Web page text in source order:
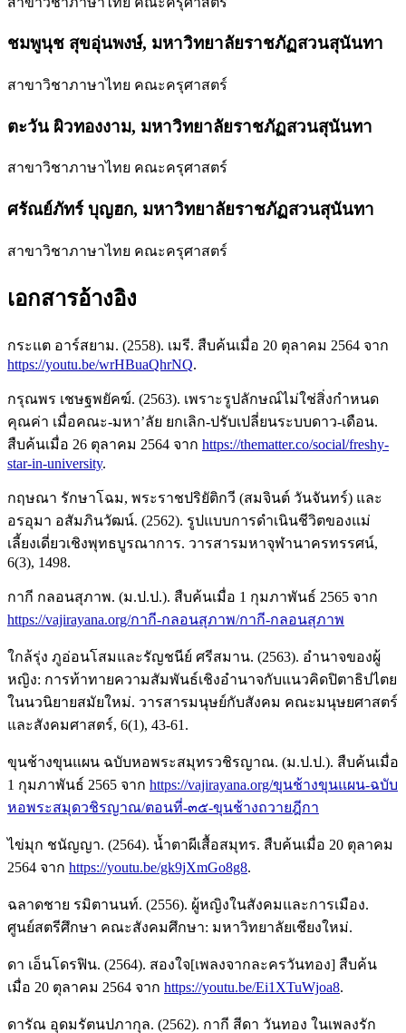
ชมพูนุช สุขอุ่นพงษ์, มหาวิทยาลัยราชภัฏสวนสุนันทา
สาขาวิชาภาษาไทย คณะครุศาสตร์
ตะวัน ผิวทองงาม, มหาวิทยาลัยราชภัฏสวนสุนันทา
สาขาวิชาภาษาไทย คณะครุศาสตร์
ศรัณย์ภัทร์ บุญฮก, มหาวิทยาลัยราชภัฏสวนสุนันทา
สาขาวิชาภาษาไทย คณะครุศาสตร์
เอกสารอ้างอิง
กระแต อาร์สยาม. (2558). เมรี. สืบค้นเมื่อ 20 ตุลาคม 2564 จาก
https://youtu.be/wrHBuaQhrNQ.
กรุณพร เชษฐพยัคฆ์. (2563). เพราะรูปลักษณ์ไม่ใช่สิ่งกำหนด
คุณค่า เมื่อคณะ-มหา’ลัย ยกเลิก-ปรับเปลี่ยนระบบดาว-เดือน.
สืบค้นเมื่อ 26 ตุลาคม 2564 จาก https://thematter.co/social/freshy-
star-in-university.
กฤษณา รักษาโฉม, พระราชปริยัติกวี (สมจินต์ วันจันทร์) และ
อรอุมา อสัมภินวัฒน์. (2562). รูปแบบการดำเนินชีวิตของแม่
เลี้ยงเดี่ยวเชิงพุทธบูรณาการ. วารสารมหาจุฬานาครทรรศน์,
6(3), 1498.
กากี กลอนสุภาพ. (ม.ป.ป.). สืบค้นเมื่อ 1 กุมภาพันธ์ 2565 จาก
https://vajirayana.org/กากี-กลอนสุภาพ/กากี-กลอนสุภาพ
ใกล้รุ่ง ภูอ่อนโสมและรัญชนีย์ ศรีสมาน. (2563). อำนาจของผู้
หญิง: การท้าทายความสัมพันธ์เชิงอำนาจกับแนวคิดปิตาธิปไตย
ในนวนิยายสมัยใหม่. วารสารมนุษย์กับสังคม คณะมนุษยศาสตร์
และสังคมศาสตร์, 6(1), 43-61.
ขุนช้างขุนแผน ฉบับหอพระสมุทรวชิรญาณ. (ม.ป.ป.). สืบค้นเมื่อ
1 กุมภาพันธ์ 2565 จาก https://vajirayana.org/ขุนช้างขุนแผน-ฉบับ
หอพระสมุดวชิรญาณ/ตอนที่-๓๕-ขุนช้างถวายฎีกา
ไข่มุก ชนัญญา. (2564). น้ำตาผีเสื้อสมุทร. สืบค้นเมื่อ 20 ตุลาคม
2564 จาก https://youtu.be/gk9jXmGo8g8.
ฉลาดชาย รมิตานนท์. (2556). ผู้หญิงในสังคมและการเมือง.
ศูนย์สตรีศึกษา คณะสังคมศึกษา: มหาวิทยาลัยเชียงใหม่.
ดา เอ็นโดรฟิน. (2564). สองใจ[เพลงจากละครวันทอง] สืบค้น
เมื่อ 20 ตุลาคม 2564 จาก https://youtu.be/Ei1XTuWjoa8.
ดารัณ อุดมรัตนปภากุล. (2562). กากี สีดา วันทอง ในเพลงรัก